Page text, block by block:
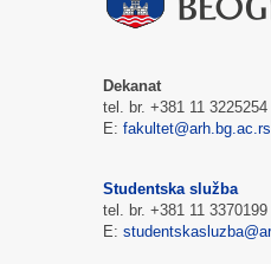
Dekanat
tel. br. +381 11 3225254
E: fakultet@arh.bg.ac.rs
Studentska služba
tel. br. +381 11 3370199
E: